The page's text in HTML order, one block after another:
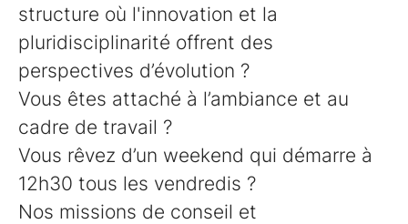
structure où l'innovation et la
pluridisciplinarité offrent des
perspectives d’évolution ?
Vous êtes attaché à l’ambiance et au
cadre de travail ?
Vous rêvez d’un weekend qui démarre à
12h30 tous les vendredis ?
Nos missions de conseil et